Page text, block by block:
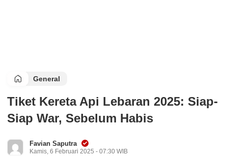
General
Tiket Kereta Api Lebaran 2025: Siap-
Siap War, Sebelum Habis
Favian Saputra
Kamis, 6 Februari 2025 - 07:30 WIB